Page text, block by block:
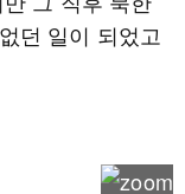
던 일이 되었고